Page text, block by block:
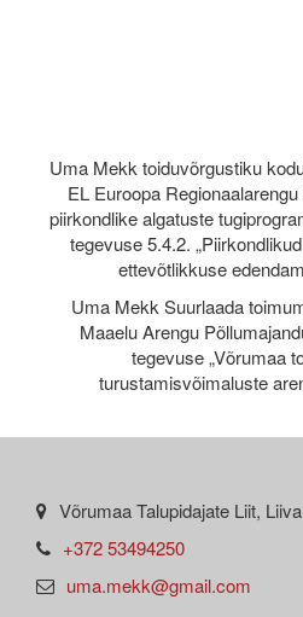
Uma Mekk toiduvõrgustiku
EL Euroopa
piirkondlike algatuste
tegevuse 5.4.2.
ettevõtlikkuse
Uma Mekk Suurlaada
Maaelu Arengu
tegevuse „Võrumaa
turustamisvõimaluste
Võrumaa Talupidajate Liit,
+372 53494250
uma.mekk@gmail.com